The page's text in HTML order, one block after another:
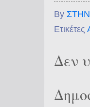
By
Ετικέτες
Δεν